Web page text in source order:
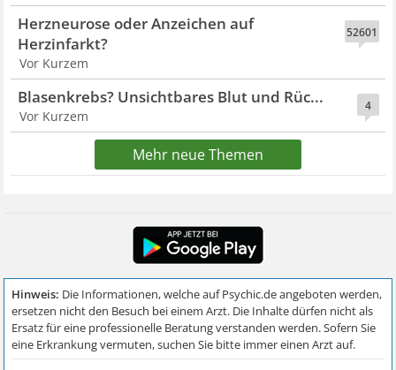
52601
Herzneurose oder Anzeichen auf
Herzinfarkt?
Vor Kurzem
4
Blasenkrebs? Unsichtbares Blut und Rüc...
Vor Kurzem
Mehr neue Themen